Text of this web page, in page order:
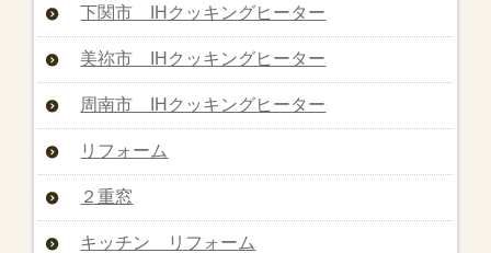
下関市 IHクッキングヒーター
美祢市 IHクッキングヒーター
周南市 IHクッキングヒーター
リフォーム
２重窓
キッチン リフォーム